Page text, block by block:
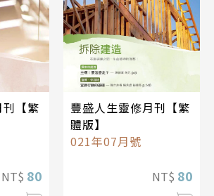
【繁
NT$ 80
豐盛人生靈修月刊【繁
體版】
021年07月號
NT$ 80